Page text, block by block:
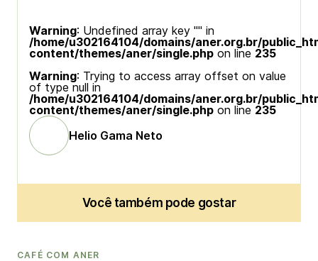
Warning: Undefined array key "" in
/home/u302164104/domains/aner.org.br/
content/themes/aner/single.php on line 235
Warning: Trying to access array offset on value
of type null in
/home/u302164104/domains/aner.org.br/
content/themes/aner/single.php on line 235
Helio Gama Neto
Você também pode gostar
CAFÉ COM ANER